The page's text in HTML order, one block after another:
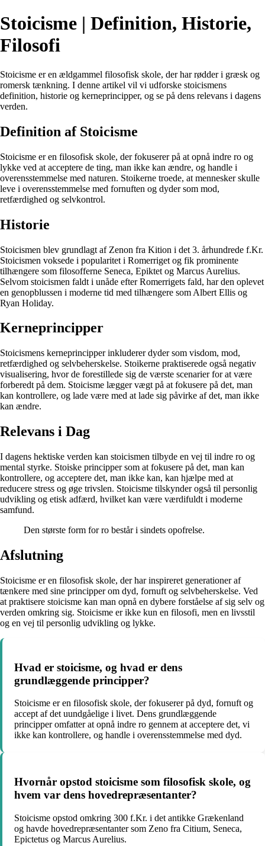
Stoicisme | Definition, Historie,
Filosofi
Stoicisme er en ældgammel filosofisk skole, der har rødder i græsk og
romersk tænkning. I denne artikel vil vi udforske stoicismens
definition, historie og kerneprincipper, og se på dens relevans i dagens
verden.
Definition af Stoicisme
Stoicisme er en filosofisk skole, der fokuserer på at opnå indre ro og
lykke ved at acceptere de ting, man ikke kan ændre, og handle i
overensstemmelse med naturen. Stoikerne troede, at mennesker skulle
leve i overensstemmelse med fornuften og dyder som mod,
retfærdighed og selvkontrol.
Historie
Stoicismen blev grundlagt af Zenon fra Kition i det 3. århundrede f.Kr.
Stoicismen voksede i popularitet i Romerriget og fik prominente
tilhængere som filosofferne Seneca, Epiktet og Marcus Aurelius.
Selvom stoicismen faldt i unåde efter Romerrigets fald, har den oplevet
en genopblussen i moderne tid med tilhængere som Albert Ellis og
Ryan Holiday.
Kerneprincipper
Stoicismens kerneprincipper inkluderer dyder som visdom, mod,
retfærdighed og selvbeherskelse. Stoikerne praktiserede også negativ
visualisering, hvor de forestillede sig de værste scenarier for at være
forberedt på dem. Stoicisme lægger vægt på at fokusere på det, man
kan kontrollere, og lade være med at lade sig påvirke af det, man ikke
kan ændre.
Relevans i Dag
I dagens hektiske verden kan stoicismen tilbyde en vej til indre ro og
mental styrke. Stoiske principper som at fokusere på det, man kan
kontrollere, og acceptere det, man ikke kan, kan hjælpe med at
reducere stress og øge trivslen. Stoicisme tilskynder også til personlig
udvikling og etisk adfærd, hvilket kan være værdifuldt i moderne
samfund.
Den største form for ro består i sindets opofrelse.
Afslutning
Stoicisme er en filosofisk skole, der har inspireret generationer af
tænkere med sine principper om dyd, fornuft og selvbeherskelse. Ved
at praktisere stoicisme kan man opnå en dybere forståelse af sig selv og
verden omkring sig. Stoicisme er ikke kun en filosofi, men en livsstil
og en vej til personlig udvikling og lykke.
Hvad er stoicisme, og hvad er dens
grundlæggende principper?
Stoicisme er en filosofisk skole, der fokuserer på dyd, fornuft og
accept af det uundgåelige i livet. Dens grundlæggende
principper omfatter at opnå indre ro gennem at acceptere det, vi
ikke kan kontrollere, og handle i overensstemmelse med dyd.
Hvornår opstod stoicisme som filosofisk skole, og
hvem var dens hovedrepræsentanter?
Stoicisme opstod omkring 300 f.Kr. i det antikke Grækenland
og havde hovedrepræsentanter som Zeno fra Citium, Seneca,
Epictetus og Marcus Aurelius.